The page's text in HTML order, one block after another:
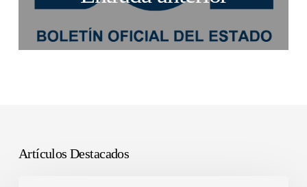
Artículos Destacados